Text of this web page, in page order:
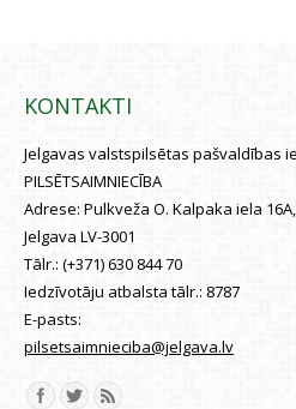
KONTAKTI
Jelgavas valstspilsētas pašvaldības
PILSĒTSAIMNIECĪBA
Adrese: Pulkveža O. Kalpaka iela 16A,
Jelgava LV-3001
Tālr.: (+371) 630 844 70
Iedzīvotāju atbalsta tālr.: 8787
E-pasts:
pilsetsaimnieciba@jelgava.lv
Find us on: